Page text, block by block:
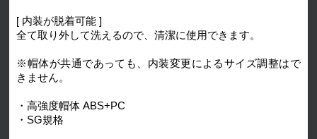
[ 内装が脱着可能 ]
全て取り外して洗えるので、清潔に使用できます。
※帽体が共通であっても、内装変更によるサイズ調整はで
きません。
・高強度帽体 ABS+PC
・SG規格